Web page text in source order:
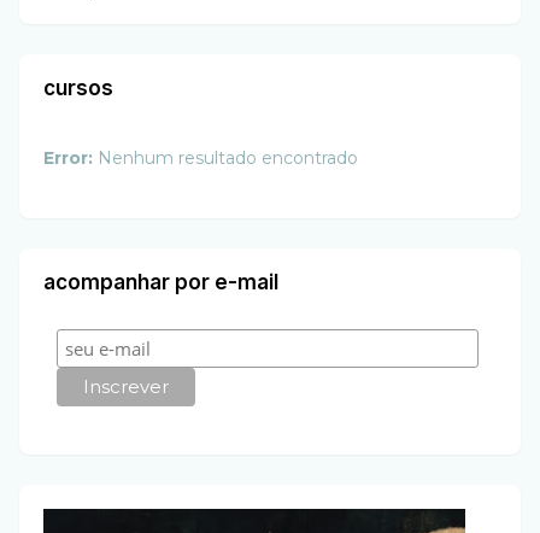
cursos
Error: Nenhum resultado encontrado
acompanhar por e-mail